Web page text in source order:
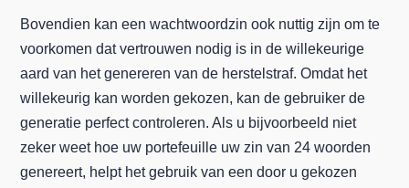
Bovendien kan een wachtwoordzin ook nuttig zijn om te
voorkomen dat vertrouwen nodig is in de willekeurige
aard van het genereren van de herstelstraf. Omdat het
willekeurig kan worden gekozen, kan de gebruiker de
generatie perfect controleren. Als u bijvoorbeeld niet
zeker weet hoe uw portefeuille uw zin van 24 woorden
genereert, helpt het gebruik van een door u gekozen